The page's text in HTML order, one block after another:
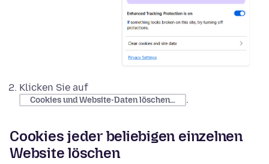
Klicken Sie auf
Cookies und Website-Daten löschen… .
Cookies jeder beliebigen einzelnen
Website löschen